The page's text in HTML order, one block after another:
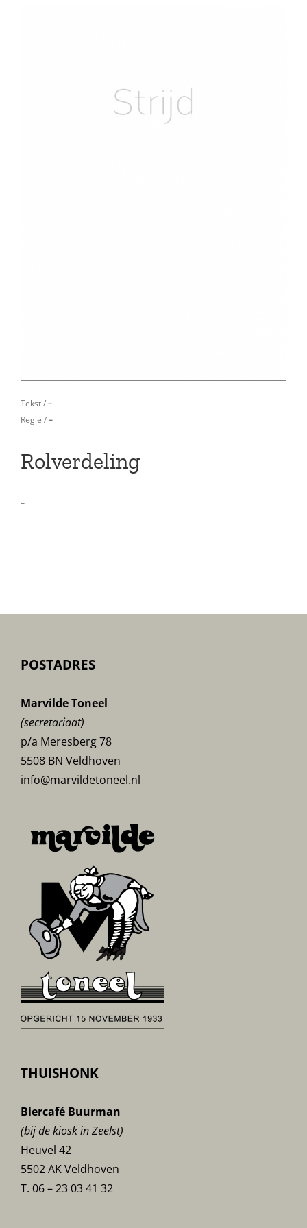
Tekst /–
Regie /–
Rolverdeling
–
POSTADRES
Marvilde Toneel
(secretariaat)
p/a Meresberg 78
5508 BN Veldhoven
info@marvildetoneel.nl
THUISHONK
Biercafé Buurman
(bij de kiosk in Zeelst)
Heuvel 42
5502 AK Veldhoven
T. 06 – 23 03 41 32